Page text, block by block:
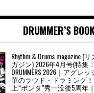
DRUMMER’S
Rhythm & Drums magazine (
ガジン) 2026年4月号(特集：
DRUMMERS 2026｜アグレ
華のラウド・ドラミング
上“ポンタ”秀一没後5周年